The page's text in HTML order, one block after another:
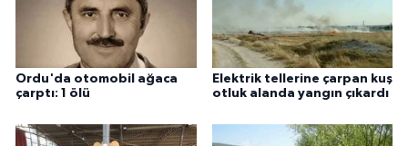
Ordu'da otomobil ağaca
çarptı: 1 ölü
Elektrik tellerine çarpan kuş
otluk alanda yangın çıkardı